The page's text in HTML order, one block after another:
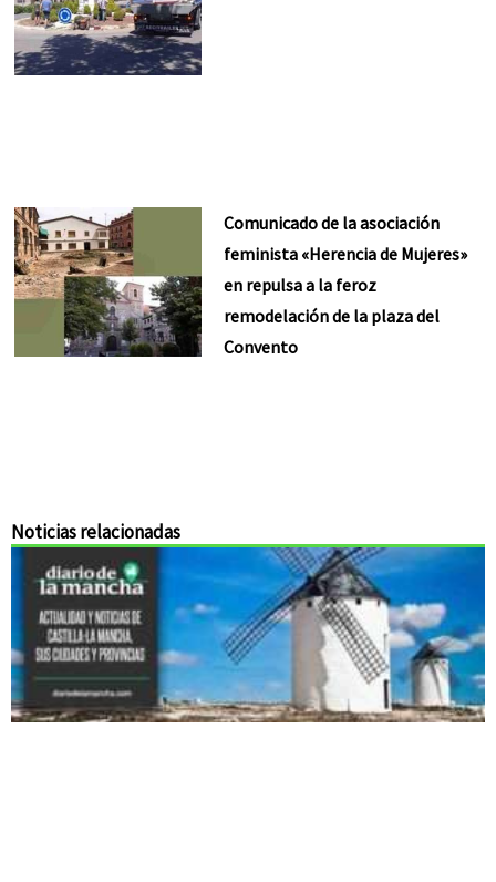
Comunicado de la asociación
feminista «Herencia de Mujeres»
en repulsa a la feroz
remodelación de la plaza del
Convento
Noticias relacionadas